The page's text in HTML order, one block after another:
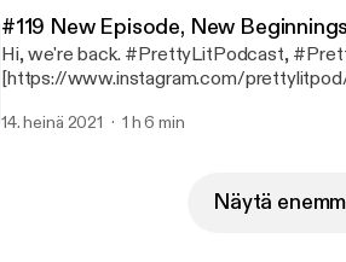
#119 New Episode, New Beginnings
Hi, we're back. #PrettyLitPodcast, #PrettyLitCrew IG: @prettylitpod
[https://www.instagram.com/prettylitpod/] Connect with the Host on IG:
[https://www.instagram.com/
(https://www.patreon.com/prettylitpodcast) Support the
14. heinä 2021 1 h 6 min
Näytä